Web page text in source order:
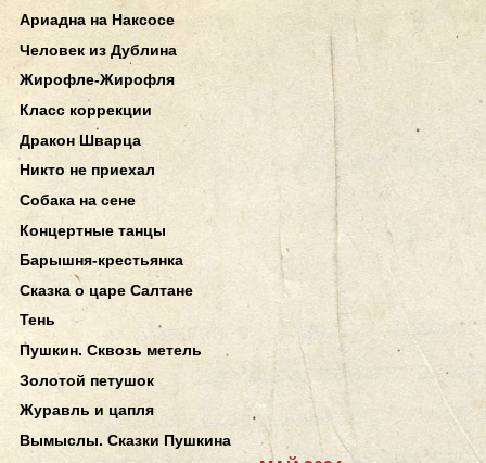
Ариадна на Наксосе
Человек из Дублина
Жирофле-Жирофля
Класс коррекции
Дракон Шварца
Никто не приехал
Собака на сене
Концертные танцы
Барышня-крестьянка
Сказка о царе Салтане
Тень
Пушкин. Сквозь метель
Золотой петушок
Журавль и цапля
Вымыслы. Сказки Пушкина